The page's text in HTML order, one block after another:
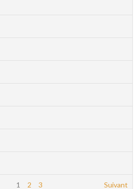
1 2 3 Suivant